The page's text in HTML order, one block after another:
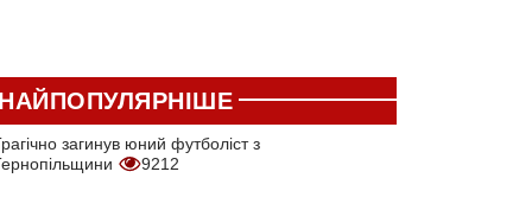
загинув юний футболіст з
9212